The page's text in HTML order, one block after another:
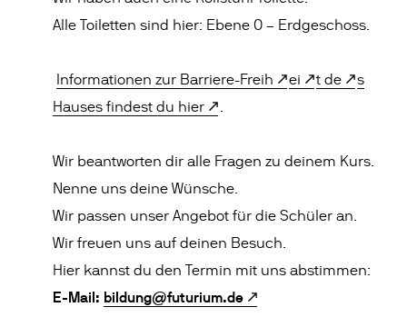
Alle Toiletten sind hier: Ebene 0 – Erdgeschoss.
Informationen zur Barriere-Freih ei t de
s
Hauses findest du hier .
Wir beantworten dir alle Fragen zu deinem Kurs.
Nenne uns deine Wünsche.
Wir passen unser Angebot für die Schüler an.
Wir freuen uns auf deinen Besuch.
Hier kannst du den Termin mit uns abstimmen:
E-Mail: bildung@futurium.de